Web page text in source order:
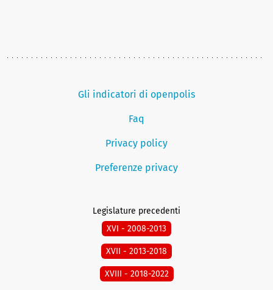
Gli indicatori di openpolis
Faq
Privacy policy
Preferenze privacy
Legislature precedenti
XVI - 2008-2013
XVII - 2013-2018
XVIII - 2018-2022